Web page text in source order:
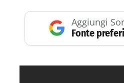
Aggiungi
Fonte